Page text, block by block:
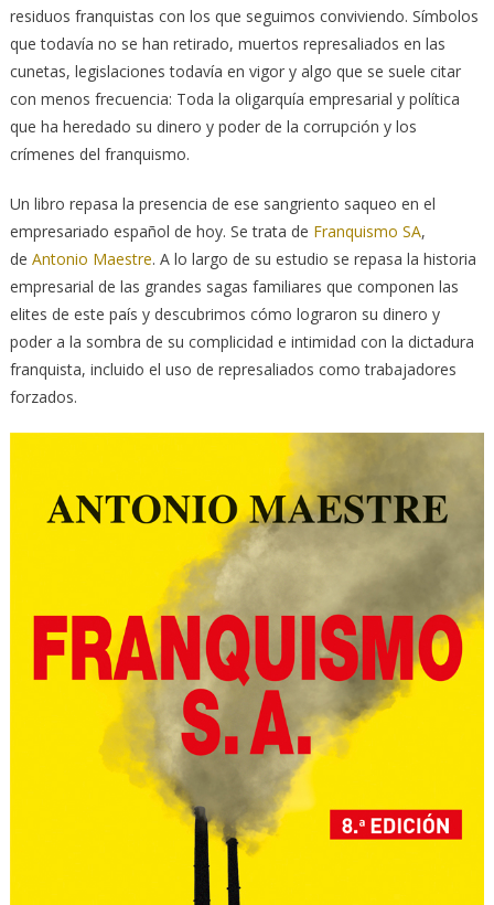
residuos franquistas con los que seguimos conviviendo. Símbolos
que todavía no se han retirado, muertos represaliados en las
cunetas, legislaciones todavía en vigor y algo que se suele citar
con menos frecuencia: Toda la oligarquía empresarial y política
que ha heredado su dinero y poder de la corrupción y los
crímenes del franquismo.
Un libro repasa la presencia de ese sangriento saqueo en el
empresariado español de hoy. Se trata de Franquismo SA,
de Antonio Maestre. A lo largo de su estudio se repasa la historia
empresarial de las grandes sagas familiares que componen las
elites de este país y descubrimos cómo lograron su dinero y
poder a la sombra de su complicidad e intimidad con la dictadura
franquista, incluido el uso de represaliados como trabajadores
forzados.